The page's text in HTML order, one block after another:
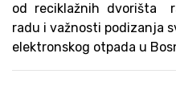
od reciklažnih dvorišta
radu i važnosti podizanja
elektronskog otpada u